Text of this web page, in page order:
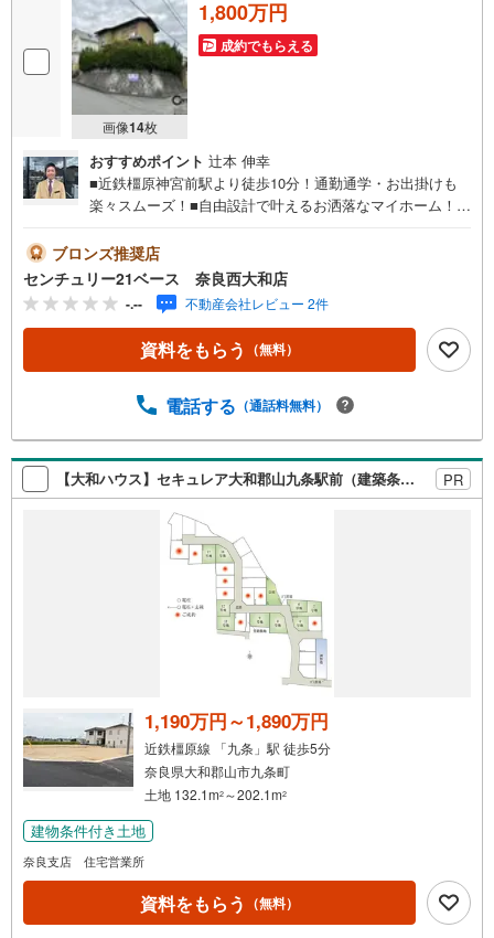
画像14枚
1,800万円
成約でもらえる
おすすめポイント 辻本 伸幸
■近鉄橿原神宮前駅より徒歩10分！通勤通学・お出掛けも
楽々スムーズ！■自由設計で叶えるお洒落なマイホーム！建
ず営業中！・お仕事終わりのお時間でもご見学可！・今か
ら見たい！というお声にもご対応できます！◇住宅ローン
もお任せください！◇・提携銀行多数あり（地方銀行・都
市銀行・信用金庫etc）・優遇後適用金利 0.875％～（審査
内容により異なります）--- ◇◇ Yahoo！不動産キャンペー
ン対象店舗 ◇◇ ----当店で物件を成約いただくとPayPayボ
ンペーン】の対象になります。「資料をもらう」「見学予
N IDでログインのうえお問い合わせください。------------------
-----------
ブロンズ推奨店
センチュリー21ベース 奈良西大和店
-.-- 不動産会社レビュー 2件
資料をもらう （無料）
電話する （通話料無料）
【大和ハウス】セキュレア大和郡山九条駅前（建築条件付宅地分譲） PR
1,190万円～1,890万円
近鉄橿原線 「九条」駅 徒歩5分
奈良県大和郡山市九条町
土地 132.1m2 ～202.1m2
建物条件付き土地
奈良支店 住宅営業所
資料をもらう （無料）